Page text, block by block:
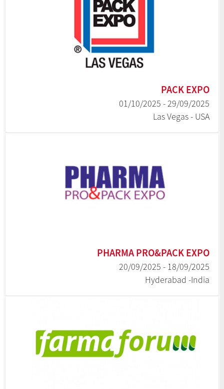
PACK EXPO
29/09/2025 - 01/10/2025
Las Vegas - USA
PHARMA PRO&PACK EXPO
18/09/2025 - 20/09/2025
Hyderabad -India